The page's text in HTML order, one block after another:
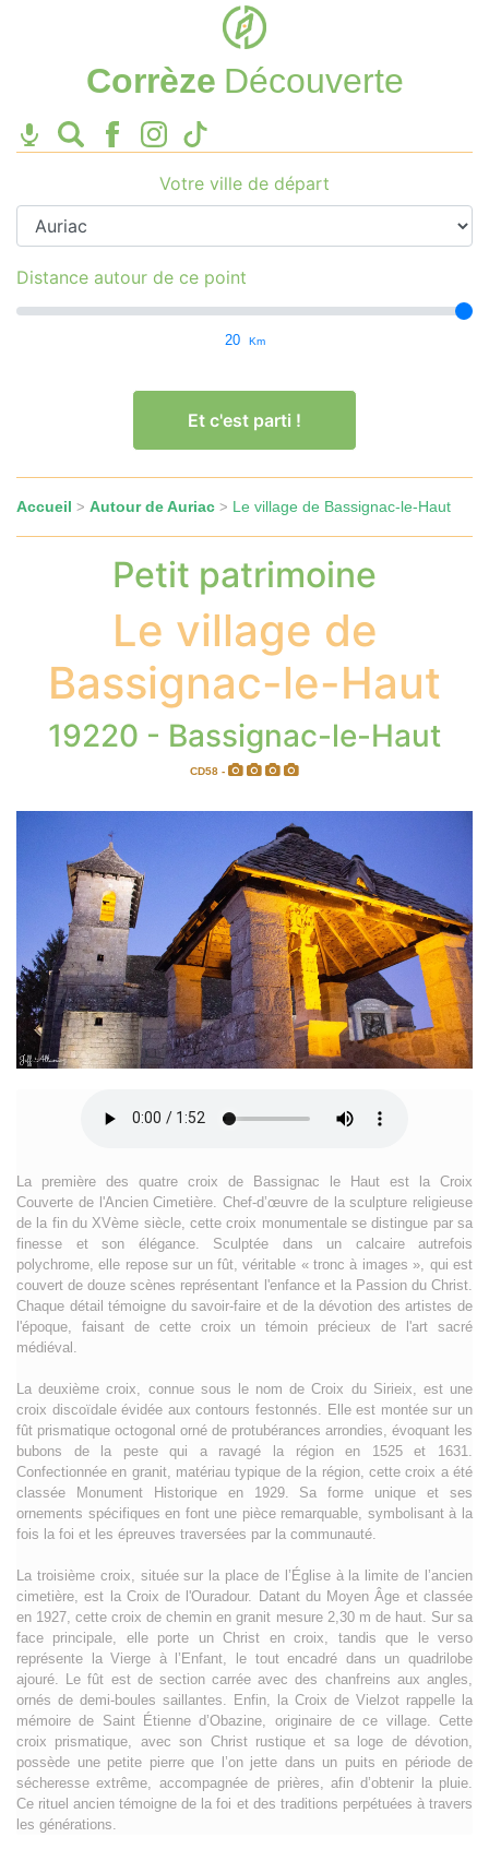
Corrèze Découverte
Votre ville de départ
Distance autour de ce point
20 Km
Et c'est parti !
Accueil > Autour de Auriac > Le village de Bassignac-le-Haut
Petit patrimoine
Le village de
Bassignac-le-Haut
19220 - Bassignac-le-Haut
CD58 -
La première des quatre croix de Bassignac le Haut est la Croix
Couverte de l'Ancien Cimetière. Chef-d’œuvre de la sculpture religieuse
de la fin du XVème siècle, cette croix monumentale se distingue par sa
finesse et son élégance. Sculptée dans un calcaire autrefois
polychrome, elle repose sur un fût, véritable « tronc à images », qui est
couvert de douze scènes représentant l'enfance et la Passion du Christ.
Chaque détail témoigne du savoir-faire et de la dévotion des artistes de
l'époque, faisant de cette croix un témoin précieux de l'art sacré
médiéval.
La deuxième croix, connue sous le nom de Croix du Sirieix, est une
croix discoïdale évidée aux contours festonnés. Elle est montée sur un
fût prismatique octogonal orné de protubérances arrondies, évoquant les
bubons de la peste qui a ravagé la région en 1525 et 1631.
Confectionnée en granit, matériau typique de la région, cette croix a été
classée Monument Historique en 1929. Sa forme unique et ses
ornements spécifiques en font une pièce remarquable, symbolisant à la
fois la foi et les épreuves traversées par la communauté.
La troisième croix, située sur la place de l’Église à la limite de l’ancien
cimetière, est la Croix de l'Ouradour. Datant du Moyen Âge et classée
en 1927, cette croix de chemin en granit mesure 2,30 m de haut. Sur sa
face principale, elle porte un Christ en croix, tandis que le verso
représente la Vierge à l’Enfant, le tout encadré dans un quadrilobe
ajouré. Le fût est de section carrée avec des chanfreins aux angles,
ornés de demi-boules saillantes. Enfin, la Croix de Vielzot rappelle la
mémoire de Saint Étienne d’Obazine, originaire de ce village. Cette
croix prismatique, avec son Christ rustique et sa loge de dévotion,
possède une petite pierre que l’on jette dans un puits en période de
sécheresse extrême, accompagnée de prières, afin d’obtenir la pluie.
Ce rituel ancien témoigne de la foi et des traditions perpétuées à travers
les générations.